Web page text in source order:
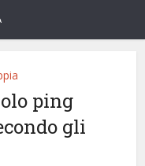
ping
gli